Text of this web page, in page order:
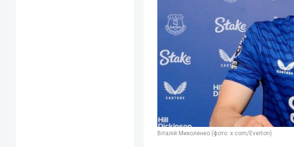
Віталій Миколенко (фото: x.com/Everton)